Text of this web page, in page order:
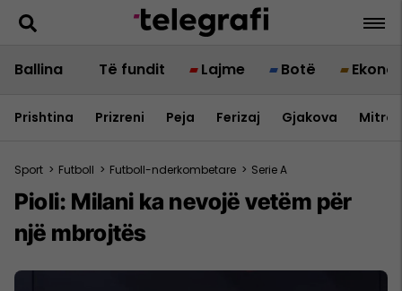
Ballina Të fundit Lajme Botë
Prishtina Prizreni Peja Ferizaj Gjakova
Sport > Futboll > Futboll-nderkombetare > Serie A
Pioli: Milani ka nevojë vetëm për
një mbrojtës